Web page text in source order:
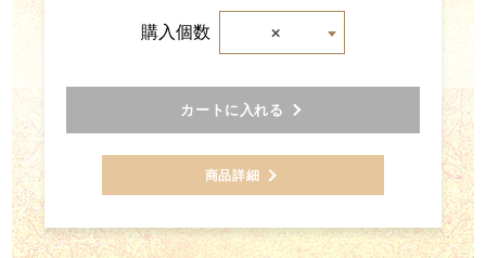
購入個数 ×
カートに入れる
商品詳細